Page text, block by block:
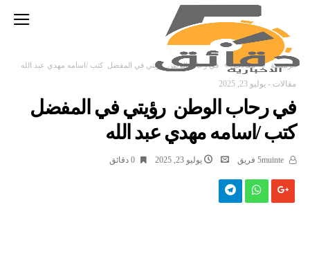
‫الرئيسية‬ مقالات في رحاب الوطن رؤيتي في المفضل كتب /اسامه مهدي عبد الله
مقالات - يوليو 23, 2025
في رحاب الوطن رؤيتي في المفضل
كتب /اسامه مهدي عبد الله
يوليو 23, 2025 0 ‫دقائق‬